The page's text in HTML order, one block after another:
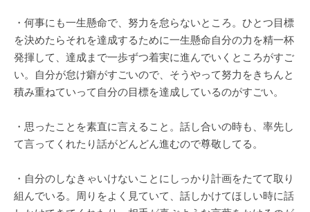
・何事にも一生懸命で、努力を怠らないところ。ひとつ目標
を決めたらそれを達成するために一生懸命自分の力を精一杯
発揮して、達成まで一歩ずつ着実に進んでいくところがすご
い。自分が怠け癖がすごいので、そうやって努力をきちんと
積み重ねていって自分の目標を達成しているのがすごい。
・思ったことを素直に言えること。話し合いの時も、率先し
て言ってくれたり話がどんどん進むので尊敬してる。
・自分のしなきゃいけないことにしっかり計画をたてて取り
組んでいる。周りをよく見ていて、話しかけてほしい時に話